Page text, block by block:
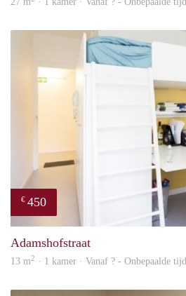
€ 450
Adamshofstraat
13 m2 · 1 kamer · Vanaf ? - Onbepaalde tijd